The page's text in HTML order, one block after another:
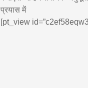
प्रयास में
[pt_view